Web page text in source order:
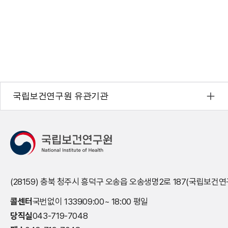
국립보건연구원 유관기관
(28159) 충북 청주시 흥덕구 오송읍 오송생명2로 187(국립보건
콜센터 국번없이 133909:00~ 18:00 평일
당직실043-719-7048